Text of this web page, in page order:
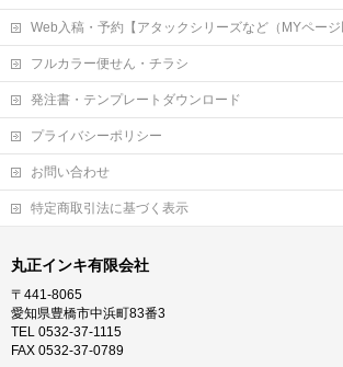
Web入稿・予約【アタックシリーズなど（MYページ
フルカラー便せん・チラシ
発注書・テンプレートダウンロード
プライバシーポリシー
お問い合わせ
特定商取引法に基づく表示
丸正インキ有限会社
〒441-8065
愛知県豊橋市中浜町83番3
TEL 0532-37-1115
FAX 0532-37-0789